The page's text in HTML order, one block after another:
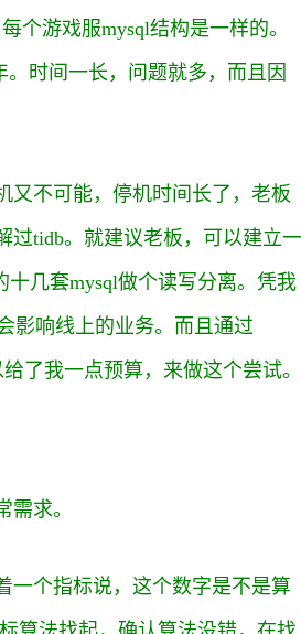
个游戏服mysql结构是一样的。
时间一长，问题就多，而且因
又不可能，停机时间长了，老板
过tidb。就建议老板，可以建立一
几套mysql做个读写分离。凭我
影响线上的业务。而且通过
了我一点预算，来做这个尝试。
求。
一个指标说，这个数字是不是算